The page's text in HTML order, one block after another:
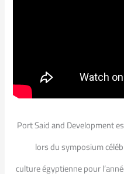
Port Said and Development
lors du symposium
culture égyptienne pour